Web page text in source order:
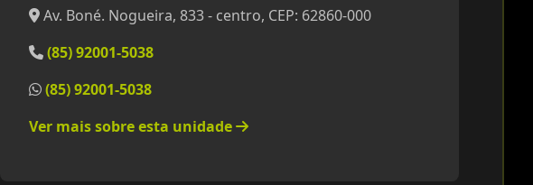
Av. Boné. Nogueira, 833 - centro, CEP: 62860-000
(85) 92001-5038
(85) 92001-5038
Ver mais sobre esta unidade